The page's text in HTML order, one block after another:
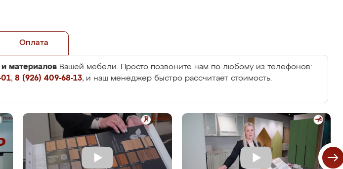
Оплата
материалов Вашей мебели. Просто позвоните нам по любому из телефонов:
01, 8 (926) 409-68-13, и наш менеджер быстро рассчитает стоимость.